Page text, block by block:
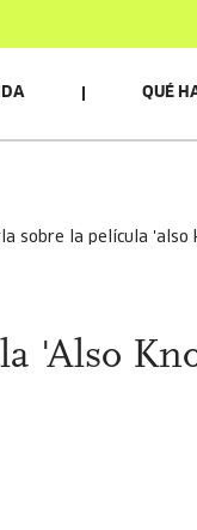
QUÉ
sobre la película 'also
'Also